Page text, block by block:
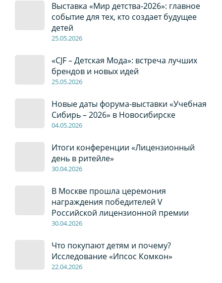
Выставка «Мир детства-2026»: главное
событие для тех, кто создает будущее
детей
25.05.2026
«CJF – Детская Мода»: встреча лучших
брендов и новых идей
25.05.2026
Новые даты форума-выставки «Учебная
Сибирь – 2026» в Новосибирске
04.05.2026
Итоги конференции «Лицензионный
день в ритейле»
30.04.2026
В Москве прошла церемония
награждения победителей V
Российской лицензионной премии
30.04.2026
Что покупают детям и почему?
Исследование «Ипсос Комкон»
22.04.2026